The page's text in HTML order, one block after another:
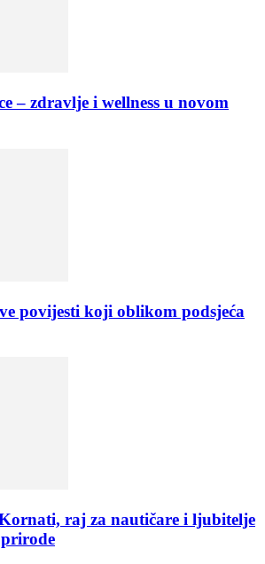
– zdravlje i wellness u novom
povijesti koji oblikom podsjeća
raj za nautičare i ljubitelje